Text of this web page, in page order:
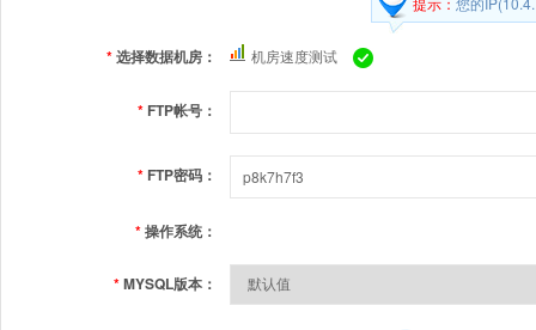
*选择数据机房： 机房速度测试
* FTP帐号：
* FTP密码：
*操作系统：
*MYSQL版本：